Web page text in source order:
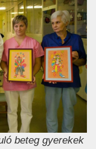
beteg gyerekek